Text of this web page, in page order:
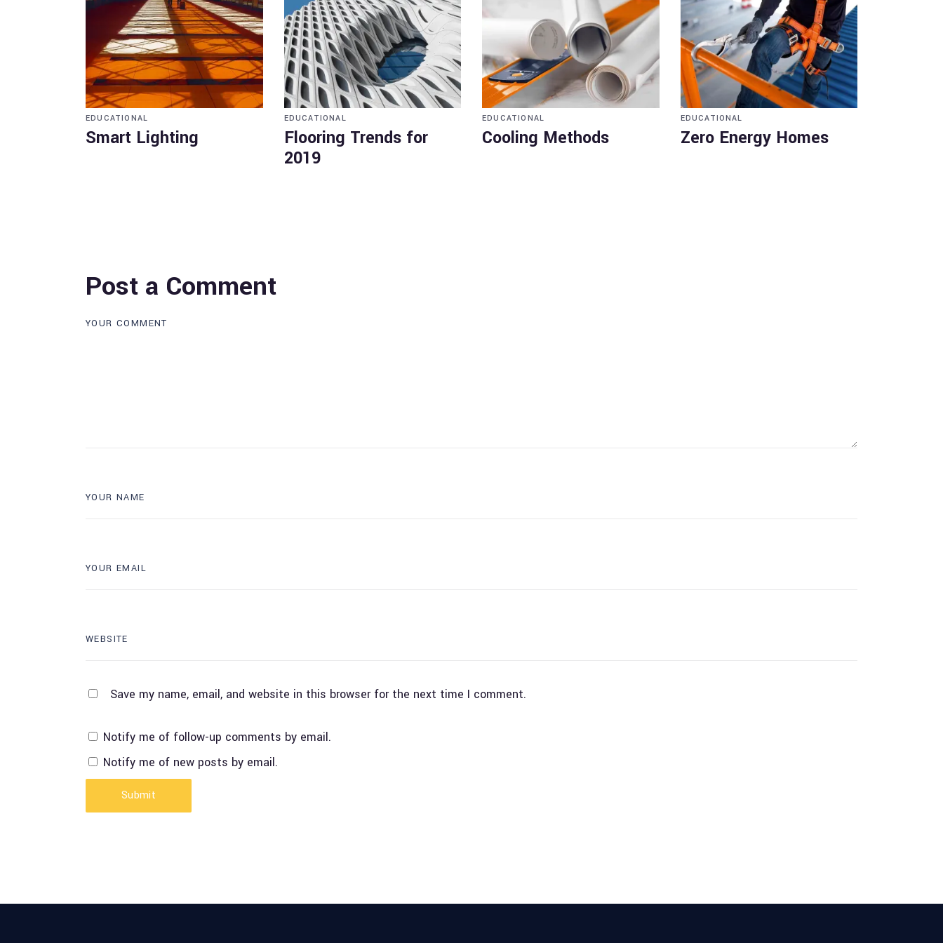
EDUCATIONAL
Smart Lighting
EDUCATIONAL
Flooring Trends for
2019
EDUCATIONAL
Cooling Methods
EDUCATIONAL
Zero Energy Homes
Post a Comment
Save my name, email, and website in this browser for the next time I comment.
Notify me of follow-up comments by email.
Notify me of new posts by email.
Submit